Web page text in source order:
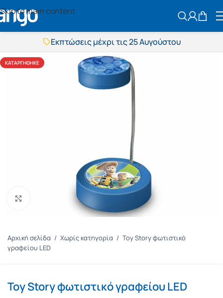
Skip to main content
Εκπτώσεις μέχρι τις 25 Αυγούστου
Δωρεάν μεταφορικά
BOXNOW αποστολή
Άμεση παράδοση
Εκπτώσεις μέχρι τις 25 Αυγούστου
Δωρεάν μεταφορικά
BOXNOW αποστολή
Άμεση παράδοση
ΚΑΤΑΡΓΉΘΗΚΕ
Πατήστε για μεγέθυνση
Αρχική σελίδα / Χωρίς κατηγορία / Toy Story φωτιστικό
γραφείου LED
Toy Story φωτιστικό γραφείου LED